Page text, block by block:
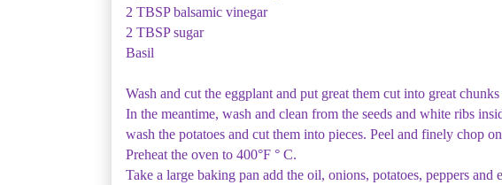
2 TBSP balsamic vinegar
2 TBSP sugar
Basil
Wash and cut the eggplant and put great them cut into great
In the meantime, wash and clean from the seeds and white ribs
wash the potatoes and cut them into pieces. Peel and finely chop
Preheat the oven to 400°F ° C.
Take a large baking pan add the oil, onions, potatoes, peppers